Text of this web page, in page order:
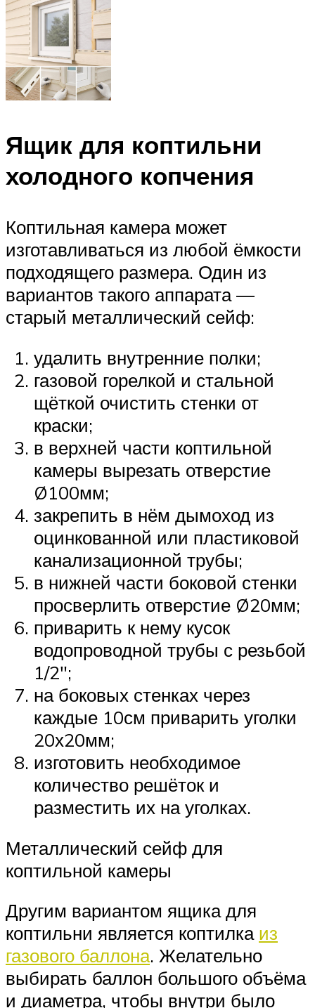
Ящик для коптильни
холодного копчения
Коптильная камера может
изготавливаться из любой ёмкости
подходящего размера. Один из
вариантов такого аппарата —
старый металлический сейф:
удалить внутренние полки;
газовой горелкой и стальной
щёткой очистить стенки от
краски;
в верхней части коптильной
камеры вырезать отверстие
Ø100мм;
закрепить в нём дымоход из
оцинкованной или пластиковой
канализационной трубы;
в нижней части боковой стенки
просверлить отверстие Ø20мм;
приварить к нему кусок
водопроводной трубы с резьбой
1/2″;
на боковых стенках через
каждые 10см приварить уголки
20х20мм;
изготовить необходимое
количество решёток и
разместить их на уголках.
Металлический сейф для
коптильной камеры
Другим вариантом ящика для
коптильни является коптилка из
газового баллона. Желательно
выбирать баллон большого объёма
и диаметра, чтобы внутри было